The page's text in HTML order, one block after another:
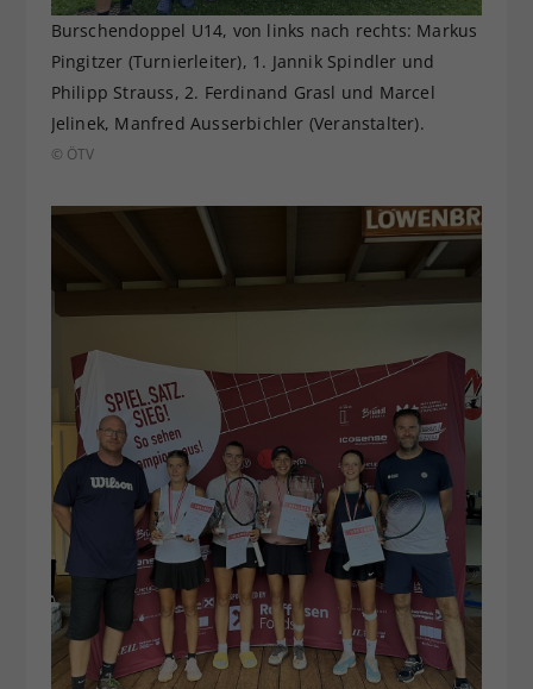
Burschendoppel U14, von links nach rechts: Markus
Pingitzer (Turnierleiter), 1. Jannik Spindler und
Philipp Strauss, 2. Ferdinand Grasl und Marcel
Jelinek, Manfred Ausserbichler (Veranstalter).
© ÖTV